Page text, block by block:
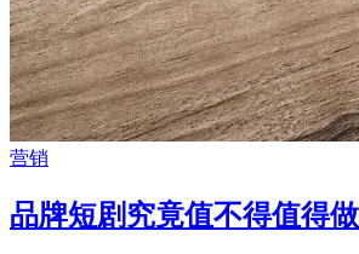
营销
品牌短剧究竟值不得值得